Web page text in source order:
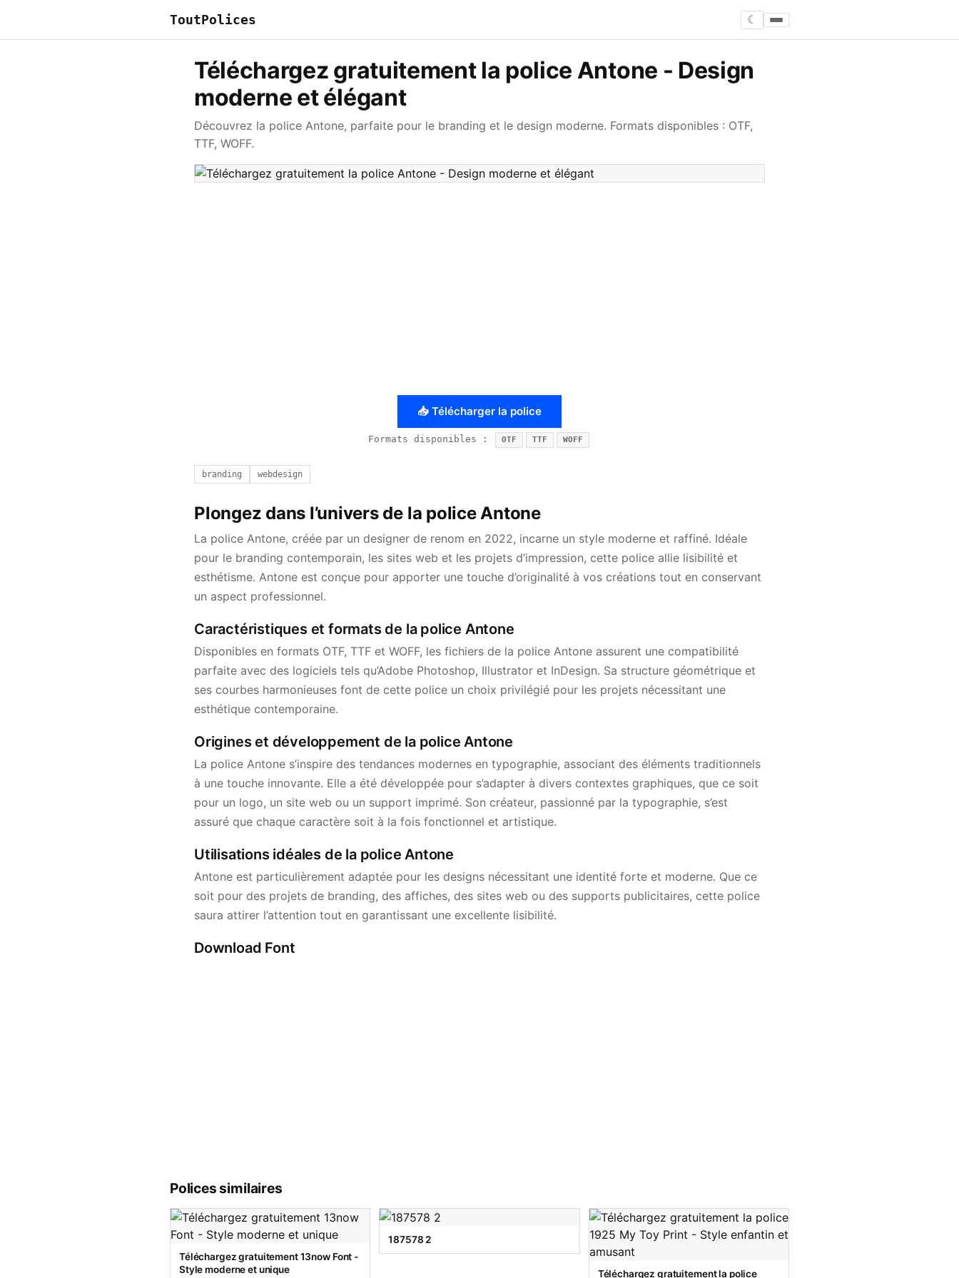
ToutPolices ☾
Téléchargez gratuitement la police Antone - Design
moderne et élégant
Découvrez la police Antone, parfaite pour le branding et le design moderne. Formats disponibles : OTF,
TTF, WOFF.
📥 Télécharger la police
Formats disponibles : OTF TTF WOFF
branding webdesign
Plongez dans l’univers de la police Antone
La police Antone, créée par un designer de renom en 2022, incarne un style moderne et raffiné. Idéale
pour le branding contemporain, les sites web et les projets d’impression, cette police allie lisibilité et
esthétisme. Antone est conçue pour apporter une touche d’originalité à vos créations tout en conservant
un aspect professionnel.
Caractéristiques et formats de la police Antone
Disponibles en formats OTF, TTF et WOFF, les fichiers de la police Antone assurent une compatibilité
parfaite avec des logiciels tels qu’Adobe Photoshop, Illustrator et InDesign. Sa structure géométrique et
ses courbes harmonieuses font de cette police un choix privilégié pour les projets nécessitant une
esthétique contemporaine.
Origines et développement de la police Antone
La police Antone s’inspire des tendances modernes en typographie, associant des éléments traditionnels
à une touche innovante. Elle a été développée pour s’adapter à divers contextes graphiques, que ce soit
pour un logo, un site web ou un support imprimé. Son créateur, passionné par la typographie, s’est
assuré que chaque caractère soit à la fois fonctionnel et artistique.
Utilisations idéales de la police Antone
Antone est particulièrement adaptée pour les designs nécessitant une identité forte et moderne. Que ce
soit pour des projets de branding, des affiches, des sites web ou des supports publicitaires, cette police
saura attirer l’attention tout en garantissant une excellente lisibilité.
Download Font
Polices similaires
Téléchargez gratuitement 13now Font -
Style moderne et unique
187578 2
Téléchargez gratuitement la police